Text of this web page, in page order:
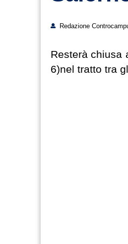
Redazione
Resterà chiusa
6)nel tratto tra